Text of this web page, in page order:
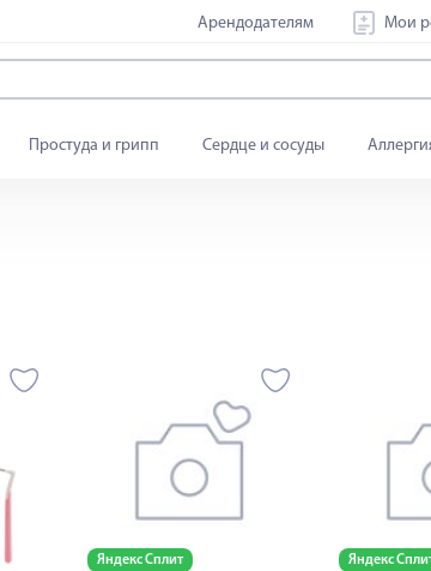
Арендодателям Мои
Простуда и грипп Сердце и сосуды
Яндекс Сплит Яндекс